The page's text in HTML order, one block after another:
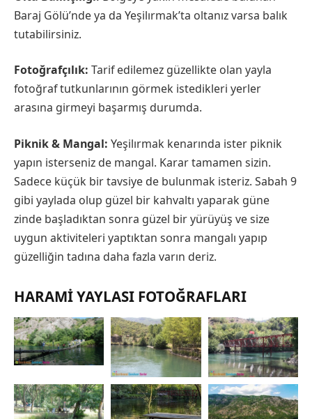
Baraj Gölü’nde ya da Yeşilırmak’ta oltanız varsa balık
tutabilirsiniz.
Fotoğrafçılık: Tarif edilemez güzellikte olan yayla
fotoğraf tutkunlarının görmek istedikleri yerler
arasına girmeyi başarmış durumda.
Piknik & Mangal: Yeşilırmak kenarında ister piknik
yapın isterseniz de mangal. Karar tamamen sizin.
Sadece küçük bir tavsiye de bulunmak isteriz. Sabah 9
gibi yaylada olup güzel bir kahvaltı yaparak güne
zinde başladıktan sonra güzel bir yürüyüş ve size
uygun aktiviteleri yaptıktan sonra mangalı yapıp
güzelliğin tadına daha fazla varın deriz.
HARAMI YAYLASI FOTOĞRAFLARI